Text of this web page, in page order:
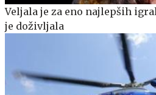
Veljala je za eno najlepših
je doživljala